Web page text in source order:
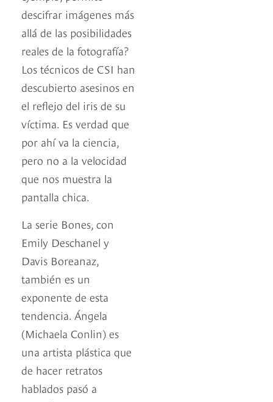
descifrar imágenes más
allá de las posibilidades
reales de la fotografía?
Los técnicos de CSI han
descubierto asesinos en
el reflejo del iris de su
víctima. Es verdad que
por ahí va la ciencia,
pero no a la velocidad
que nos muestra la
pantalla chica.
La serie Bones, con
Emily Deschanel y
Davis Boreanaz,
también es un
exponente de esta
tendencia. Ángela
(Michaela Conlin) es
una artista plástica que
de hacer retratos
hablados pasó a